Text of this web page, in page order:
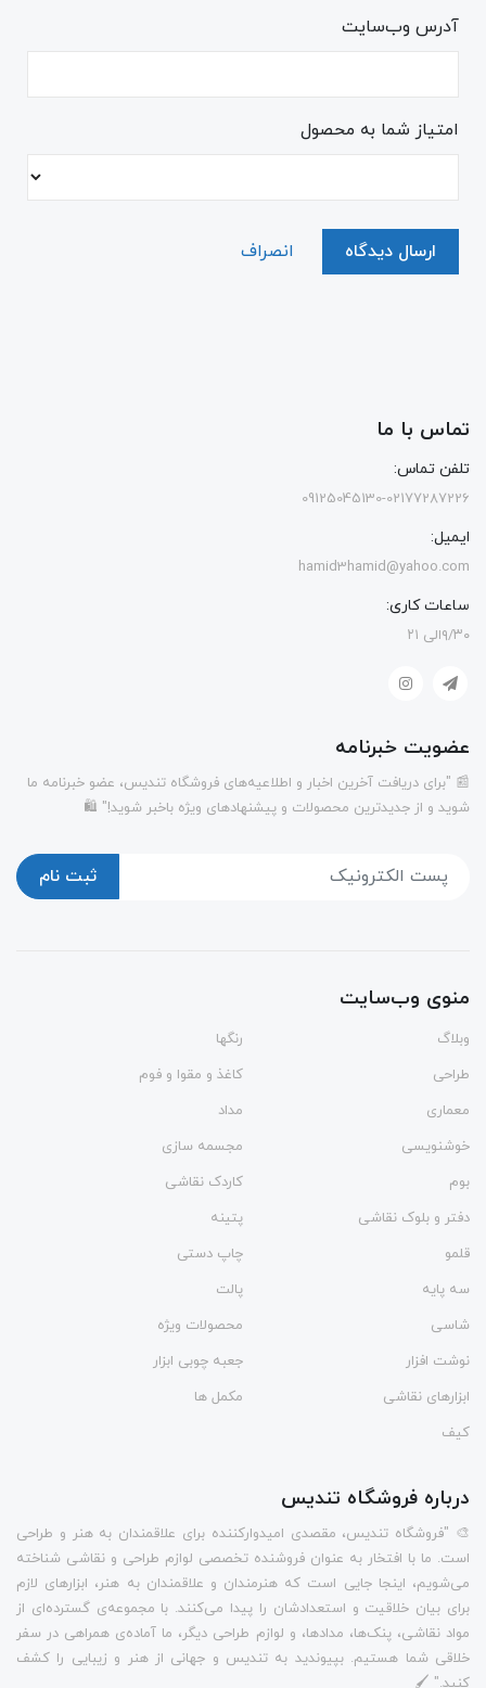
آدرس وب‌سایت
امتیاز شما به محصول
ارسال دیدگاه انصراف
تماس با ما
تلفن تماس:
09125045130-02177287226
ایمیل:
hamid3hamid@yahoo.com
ساعات کاری:
۹/۳۰الی ۲۱
عضویت خبرنامه
📰 "برای دریافت آخرین اخبار و اطلاعیه‌های فروشگاه تندیس، عضو خبرنامه ما
شوید و از جدیدترین محصولات و پیشنهادهای ویژه باخبر شوید!" 🛍️
ثبت نام
منوی وب‌سایت
وبلاگ
رنگها
طراحی
کاغذ و مقوا و فوم
معماری
مداد
خوشنویسی
مجسمه سازی
بوم
کاردک نقاشی
دفتر و بلوک نقاشی
پتینه
قلمو
چاپ دستی
سه پایه
پالت
شاسی
محصولات ویژه
نوشت افزار
جعبه چوبی ابزار
ابزارهای نقاشی
مکمل ها
کیف
درباره فروشگاه تندیس
🎨 "فروشگاه تندیس، مقصدی امیدوارکننده برای علاقمندان به هنر و طراحی
است. ما با افتخار به عنوان فروشنده تخصصی لوازم طراحی و نقاشی شناخته
می‌شویم، اینجا جایی است که هنرمندان و علاقمندان به هنر، ابزارهای لازم
برای بیان خلاقیت و استعدادشان را پیدا می‌کنند. با مجموعه‌ی گسترده‌ای از
مواد نقاشی، پنک‌ها، مدادها، و لوازم طراحی دیگر، ما آماده‌ی همراهی در سفر
خلاقی شما هستیم. بپیوندید به تندیس و جهانی از هنر و زیبایی را کشف
کنید." 🖌️